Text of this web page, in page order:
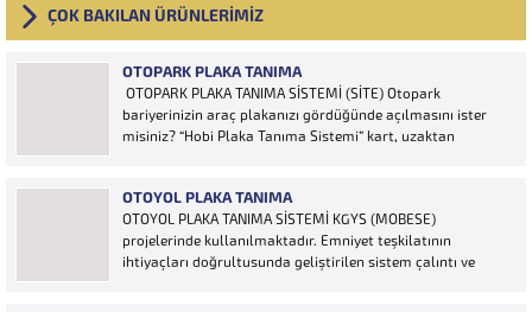
ÇOK BAKILAN ÜRÜNLERİMİZ
OTOPARK PLAKA TANIMA
OTOPARK PLAKA TANIMA SİSTEMİ (SİTE) Otopark
bariyerinizin araç plakanızı gördüğünde açılmasını ister
misiniz? “Hobi Plaka Tanıma Sistemi” kart, uzaktan
için yeterlidir… Plaka tanıma sistemi otoparklarda
sisteme...
OTOYOL PLAKA TANIMA
OTOYOL PLAKA TANIMA SİSTEMİ KGYS (MOBESE)
projelerinde kullanılmaktadır. Emniyet teşkilatının
ihtiyaçları doğrultusunda geliştirilen sistem çalıntı ve